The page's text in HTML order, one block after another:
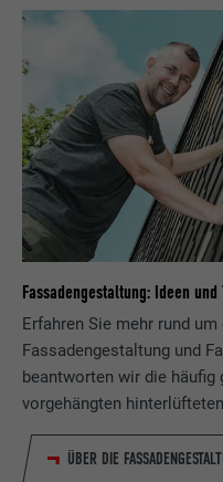
Fassadengestaltung: Ideen und
Erfahren Sie mehr rund
Fassadengestaltung und
beantworten wir die häufig
vorgehängten
ÜBER DIE